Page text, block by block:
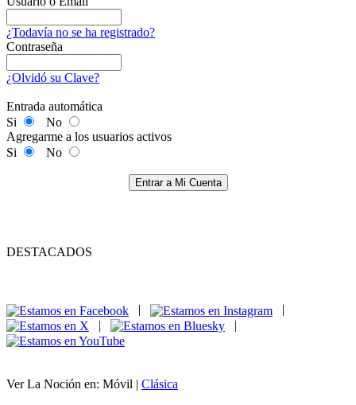
¿Todavía no se ha registrado?
Contraseña
¿Olvidó su Clave?
Entrada automática
Si
No
Agregarme a los usuarios activos
Si
No
Entrar a Mi Cuenta
DESTACADOS
|
|
Ver La Noción en: Móvil | Clásica